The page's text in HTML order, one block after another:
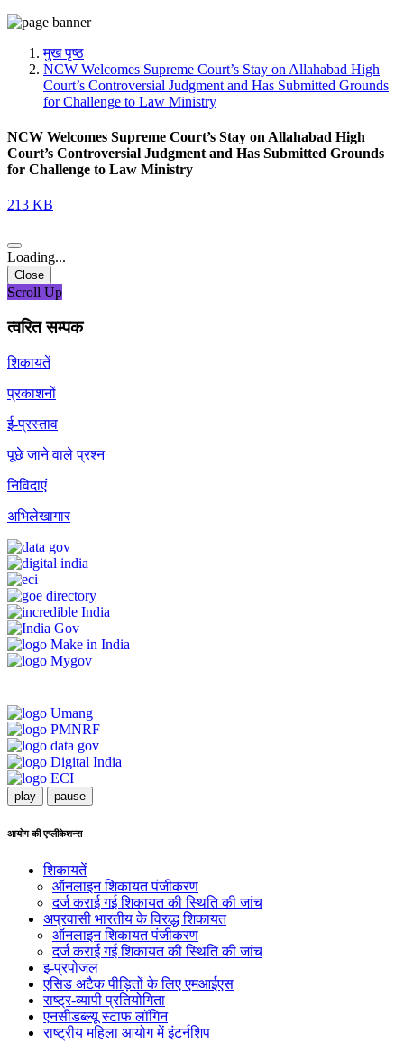
मुख पृष्ठ
NCW Welcomes Supreme Court’s Stay on Allahabad High
Court’s Controversial Judgment and Has Submitted Grounds
for Challenge to Law Ministry
NCW Welcomes Supreme Court’s Stay on Allahabad High
Court’s Controversial Judgment and Has Submitted Grounds
for Challenge to Law Ministry
213 KB
Loading...
Close
Scroll Up
त्वरित सम्पक
शिकायतें
प्रकाशनों
ई-प्रस्ताव
पूछे जाने वाले प्रश्न
निविदाएं
अभिलेखागार
play pause
आयोग की एप्लीकेशन्स
शिकायतें
ऑनलाइन शिकायत पंजीकरण
दर्ज कराई गई शिकायत की स्थिति की जांच
अप्रवासी भारतीय के विरुद्ध शिकायत
ऑनलाइन शिकायत पंजीकरण
दर्ज कराई गई शिकायत की स्थिति की जांच
इ-प्रपोजल
एसिड अटैक पीड़ितों के लिए एमआईएस
राष्ट्र-व्यापी प्रतियोगिता
एनसीडब्ल्यू स्टाफ लॉगिन
राष्ट्रीय महिला आयोग में इंटर्नशिप